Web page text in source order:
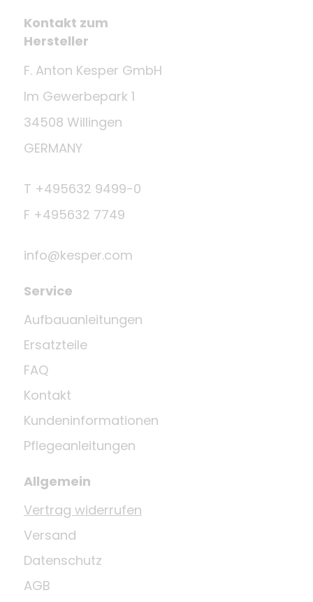
Kontakt zum
Hersteller
F. Anton Kesper GmbH
Im Gewerbepark 1
34508 Willingen
GERMANY
T +495632 9499-0
F +495632 7749
info@kesper.com
Service
Aufbauanleitungen
Ersatzteile
FAQ
Kontakt
Kundeninformationen
Pflegeanleitungen
Allgemein
Vertrag widerrufen
Versand
Datenschutz
AGB